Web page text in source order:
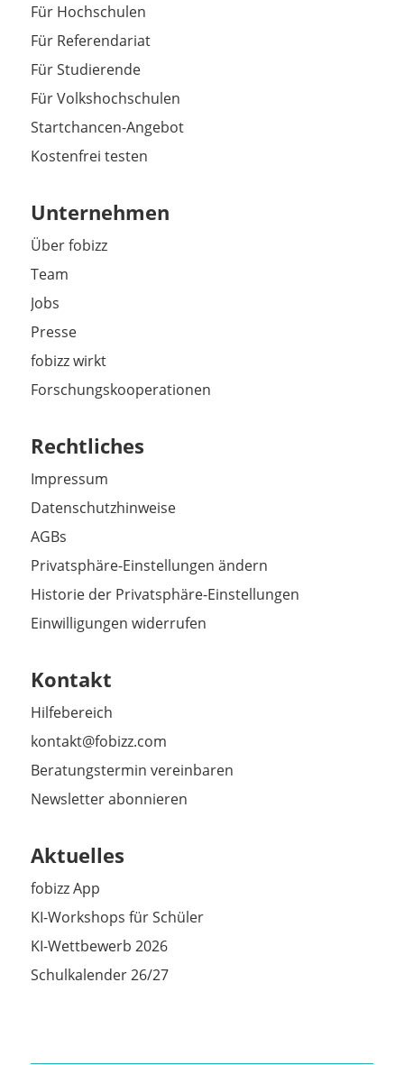
Für Hochschulen
Für Referendariat
Für Studierende
Für Volkshochschulen
Startchancen-Angebot
Kostenfrei testen
Unternehmen
Über fobizz
Team
Jobs
Presse
fobizz wirkt
Forschungskooperationen
Rechtliches
Impressum
Datenschutzhinweise
AGBs
Privatsphäre-Einstellungen ändern
Historie der Privatsphäre-Einstellungen
Einwilligungen widerrufen
Kontakt
Hilfebereich
kontakt@fobizz.com
Beratungstermin vereinbaren
Newsletter abonnieren
Aktuelles
fobizz App
KI-Workshops für Schüler
KI-Wettbewerb 2026
Schulkalender 26/27